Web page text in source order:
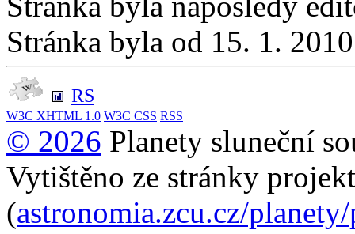
Stránka byla od 15. 1.
RS
W3C XHTML 1.0 W3C CSS RSS
© 2026 Planety sluneční
Vytištěno ze stránky
(astronomia.zcu.cz/